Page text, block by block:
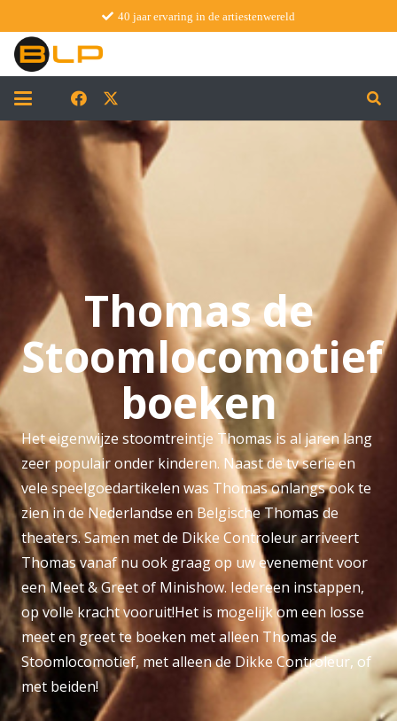
40 jaar ervaring in de artiestenwereld
Thomas de
Stoomlocomotief
boeken
Het eigenwijze stoomtreintje Thomas is al jaren lang
zeer populair onder kinderen. Naast de tv serie en
vele speelgoedartikelen was Thomas onlangs ook te
zien in de Nederlandse en Belgische Thomas de
theaters. Samen met de Dikke Controleur arriveert
Thomas vanaf nu ook graag op uw evenement voor
een Meet & Greet of Minishow. Iedereen instappen,
op volle kracht vooruit!Het is mogelijk om een losse
meet en greet te boeken met alleen Thomas de
Stoomlocomotief, met alleen de Dikke Controleur, of
met beiden!